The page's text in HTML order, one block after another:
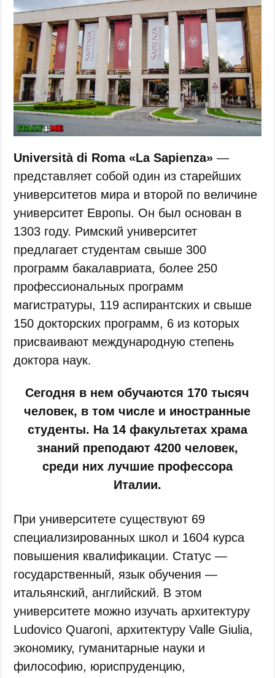
Università di Roma «La Sapienza» —
представляет собой один из старейших
университетов мира и второй по величине
университет Европы. Он был основан в
1303 году. Римский университет
предлагает студентам свыше 300
программ бакалавриата, более 250
профессиональных программ
магистратуры, 119 аспирантских и свыше
150 докторских программ, 6 из которых
присваивают международную степень
доктора наук.
Сегодня в нем обучаются 170 тысяч
человек, в том числе и иностранные
студенты. На 14 факультетах храма
знаний преподают 4200 человек,
среди них лучшие профессора
Италии.
При университете существуют 69
специализированных школ и 1604 курса
повышения квалификации. Статус —
государственный, язык обучения —
итальянский, английский. В этом
университете можно изучать архитектуру
Ludovico Quaroni, архитектуру Valle Giulia,
экономику, гуманитарные науки и
философию, юриспруденцию,